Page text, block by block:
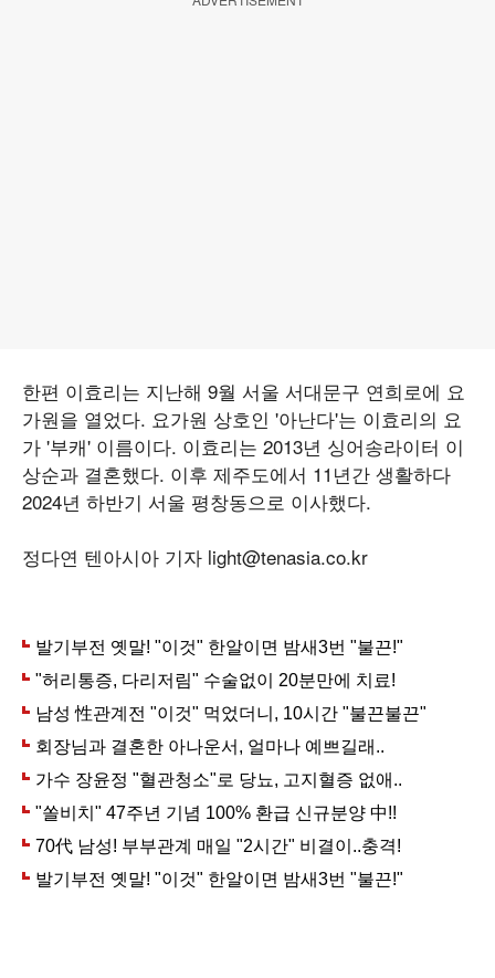
한편 이효리는 지난해 9월 서울 서대문구 연희로에 요
가원을 열었다. 요가원 상호인 '아난다'는 이효리의 요
가 '부캐' 이름이다. 이효리는 2013년 싱어송라이터 이
상순과 결혼했다. 이후 제주도에서 11년간 생활하다
2024년 하반기 서울 평창동으로 이사했다.
정다연 텐아시아 기자 light@tenasia.co.kr